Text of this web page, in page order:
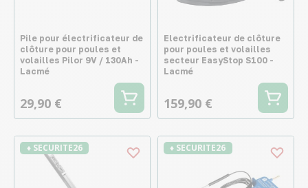
Pile pour électrificateur de
clôture pour poules et
volailles Pilor 9V / 130Ah -
Lacmé
29,90 €
Electrificateur de clôture
pour poules et volailles
secteur EasyStop S100 -
Lacmé
159,90 €
♦ SECURITE26 ♦ SECURITE26